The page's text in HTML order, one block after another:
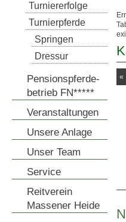
Turniererfolge
Turnierpferde
Springen
Dressur
Pensionspferde-
betrieb FN*****
Veranstaltungen
Unsere Anlage
Unser Team
Service
Reitverein
Massener Heide
«